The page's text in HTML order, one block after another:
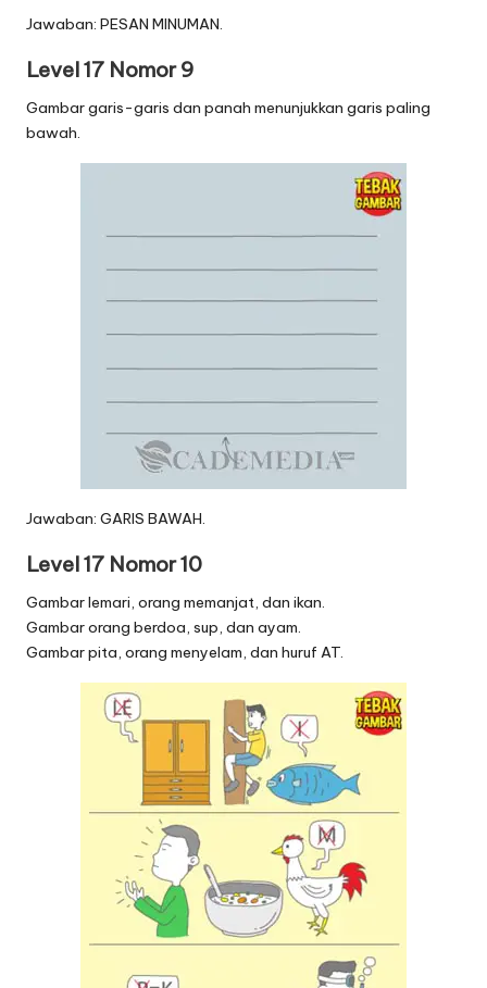
Jawaban: PESAN MINUMAN.
Level 17 Nomor 9
Gambar garis-garis dan panah menunjukkan garis paling
bawah.
Jawaban: GARIS BAWAH.
Level 17 Nomor 10
Gambar lemari, orang memanjat, dan ikan.
Gambar orang berdoa, sup, dan ayam.
Gambar pita, orang menyelam, dan huruf AT.